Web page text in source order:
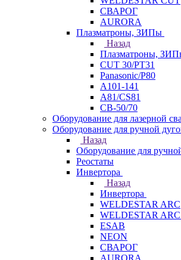
СВАРОГ
AURORA
Плазматроны, ЗИПы
Назад
Плазматроны,
CUT 30/PT31
Panasonic/P80
А101-141
А81/CS81
СВ-50/70
Оборудование для лазерной
Оборудование для ручной
Назад
Оборудование для
Реостаты
Инвертора
Назад
Инвертора
WELDESTAR ARC
WELDESTAR
ESAB
NEON
СВАРОГ
AURORA